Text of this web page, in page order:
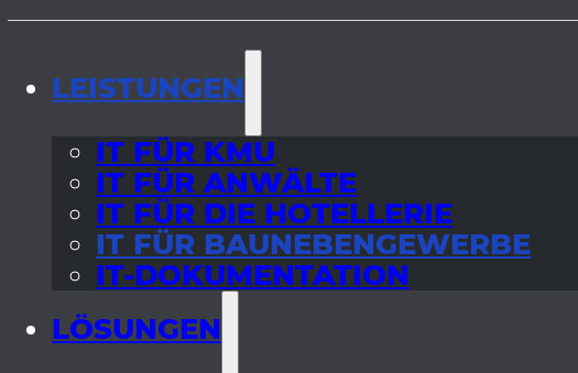
LEISTUNGEN
IT FÜR KMU
IT FÜR ANWÄLTE
IT FÜR DIE HOTELLERIE
IT FÜR BAUNEBENGEWERBE
IT-DOKUMENTATION
LÖSUNGEN